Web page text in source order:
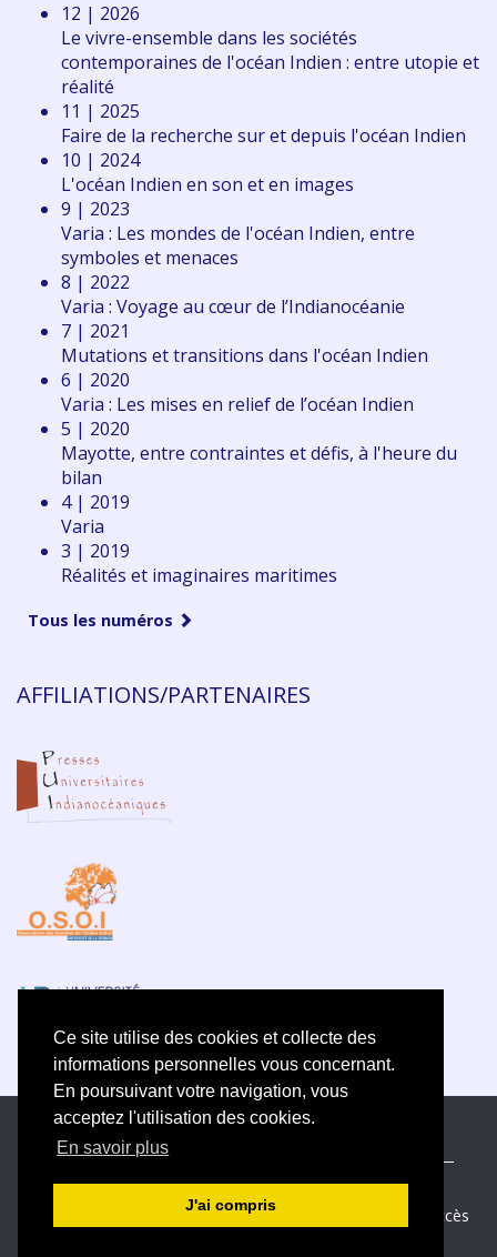
Ce site utilise des cookies et collecte des
informations personnelles vous concernant.
En poursuivant votre navigation, vous
acceptez l'utilisation des cookies.
En savoir plus
J'ai compris
12 | 2026
Le vivre-ensemble dans les sociétés
contemporaines de l'océan Indien : entre utopie et
réalité
11 | 2025
Faire de la recherche sur et depuis l'océan Indien
10 | 2024
L'océan Indien en son et en images
9 | 2023
Varia : Les mondes de l'océan Indien, entre
symboles et menaces
8 | 2022
Varia : Voyage au cœur de l’Indianocéanie
7 | 2021
Mutations et transitions dans l'océan Indien
6 | 2020
Varia : Les mises en relief de l’océan Indien
5 | 2020
Mayotte, entre contraintes et défis, à l'heure du
bilan
4 | 2019
Varia
3 | 2019
Réalités et imaginaires maritimes
Tous les numéros
AFFILIATIONS/PARTENAIRES
ISSN électronique 2609-5742
Plan du site—Politique de confidentialité
—
Déclaration d’éthique
Créé et hébergé par Chapitre 9—
Accès